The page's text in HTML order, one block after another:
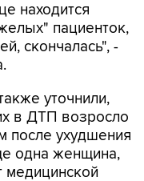
находится
пациенток,
скончалась", -
уточнили,
в ДТП возросло
после ухудшения
одна женщина,
медицинской